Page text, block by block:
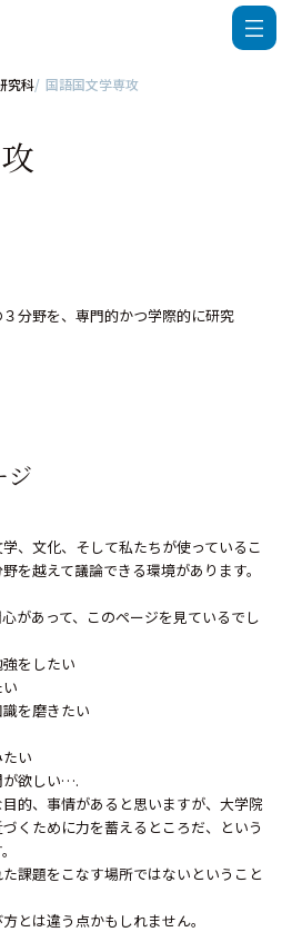
究科 国語国文学専攻
分野を、専門的かつ学際的に研究
ジ
、文化、そして私たちが使っているこ
を越えて議論できる環境があります。
があって、このページを見ているでし
をしたい
を磨きたい
い
が欲しい….
的、事情があると思いますが、大学院
くために力を蓄えるところだ、という
課題をこなす場所ではないということ
とは違う点かもしれません。